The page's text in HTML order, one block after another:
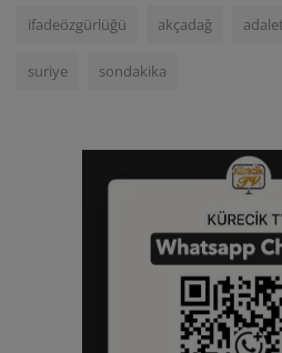
ifadeözgürlüğü akçadağ
suriye sondakika